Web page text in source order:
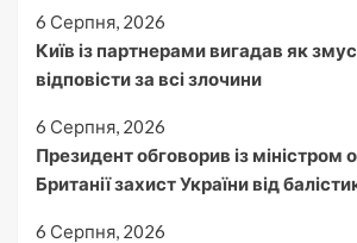
6 Серпня, 2026
Київ із партнерами вигадав як
відповісти за всі злочини
6 Серпня, 2026
Президент обговорив із міністром
Британії захист України від
6 Серпня, 2026